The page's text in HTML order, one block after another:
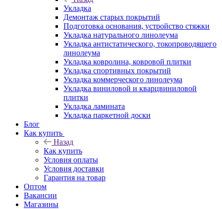
Укладка
Демонтаж старых покрытий
Подготовка основания, устройство стяжки
Укладка натурального линолеума
Укладка антистатического, токопроводящего
линолеума
Укладка ковролина, ковровой плитки
Укладка спортивных покрытий
Укладка коммерческого линолеума
Укладка виниловой и кварцвиниловой
плитки
Укладка ламината
Укладка паркетной доски
Блог
Как купить
Назад
Как купить
Условия оплаты
Условия доставки
Гарантия на товар
Оптом
Вакансии
Магазины